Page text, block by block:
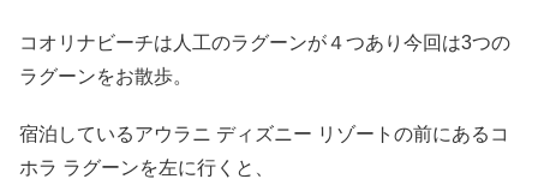
コオリナビーチは人工のラグーンが４つあり今回は3つの
ラグーンをお散歩。
宿泊しているアウラニ ディズニー リゾートの前にあるコ
ホラ ラグーンを左に行くと、